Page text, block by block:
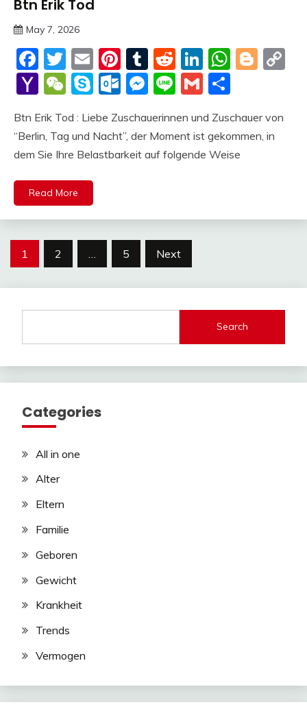
Trends
Btn Erik Tod
May 7, 2026
Facebook
Twitter
EmailPinterest
Tumblr
Reddit
LinkedIn
Yahoo
WeChat
SkypeOutlook.com
Messenger
LineGmail
Btn Erik Tod : Liebe Zuschauerinnen und Zuschauer von
“Berlin, Tag und Nacht”, der Moment ist gekommen, in
dem Sie Ihre Belastbarkeit auf folgende Weise
Read More
Posts
1 2 5 Next
Search
Categories
All in one
Alter
Eltern
Familie
Geboren
Gewicht
Krankheit
Trends
Vermogen